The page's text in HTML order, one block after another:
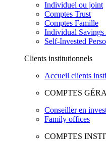
Individuel ou joint
Comptes Trust
Comptes Famille
Individual
Self-Invested
Clients institutionnels
Accueil clients
COMPTES
Conseiller en
Family offices
COMPTES